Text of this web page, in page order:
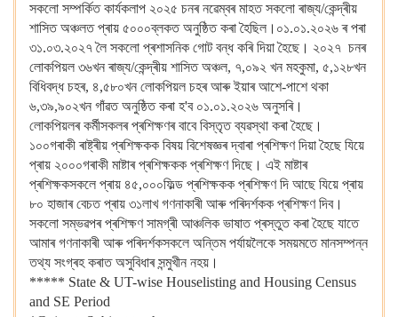
সকলো সম্পৰ্কিত কাৰ্যকলাপ ২০২৫ চনৰ নৱেম্বৰ মাহত সকলো ৰাজ্য/কেন্দ্ৰীয়
শাসিত অঞ্চলত প্ৰায় ৫০০০ব্লকত অনুষ্ঠিত কৰা হৈছিল।০১.০১.২০২৬ ৰ পৰা
৩১.০৩.২০২৭ লৈ সকলো প্ৰশাসনিক গোট বন্ধ কৰি দিয়া হৈছে। ২০২৭ চনৰ
লোকপিয়ল ৩৬খন ৰাজ্য/কেন্দ্ৰীয় শাসিত অঞ্চল, ৭,০৯২ খন মহকুমা, ৫,১২৮খন
বিধিবদ্ধ চহৰ, ৪,৫৮০খন লোকপিয়ল চহৰ আৰু ইয়াৰ আশে-পাশে থকা
৬,৩৯,৯০২খন গাঁৱত অনুষ্ঠিত কৰা হ'ব ০১.০১.২০২৬ অনুসৰি।
লোকপিয়লৰ কৰ্মীসকলৰ প্ৰশিক্ষণৰ বাবে বিস্তৃত ব্যৱস্থা কৰা হৈছে।
১০০গৰাকী ৰাষ্ট্ৰীয় প্ৰশিক্ষকক বিষয় বিশেষজ্ঞৰ দ্বাৰা প্ৰশিক্ষণ দিয়া হৈছে যিয়ে
প্ৰায় ২০০০গৰাকী মাষ্টাৰ প্ৰশিক্ষকক প্ৰশিক্ষণ দিছে। এই মাষ্টাৰ
প্ৰশিক্ষকসকলে প্ৰায় ৪৫,০০০ফিল্ড প্ৰশিক্ষকক প্ৰশিক্ষণ দি আছে যিয়ে প্ৰায়
৮০ হাজাৰ বেচত প্ৰায় ৩১লাখ গণনাকাৰী আৰু পৰিদৰ্শকক প্ৰশিক্ষণ দিব।
সকলো সম্ভৱপৰ প্ৰশিক্ষণ সামগ্ৰী আঞ্চলিক ভাষাত প্ৰস্তুত কৰা হৈছে যাতে
আমাৰ গণনাকাৰী আৰু পৰিদৰ্শকসকলে অন্তিম পৰ্যায়লৈকে সময়মতে মানসম্পন্ন
তথ্য সংগ্ৰহ কৰাত অসুবিধাৰ সন্মুখীন নহয়।
***** State & UT-wise Houselisting and Housing Census
and SE Period